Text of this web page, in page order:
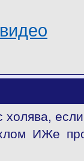
холява,
ИЖе